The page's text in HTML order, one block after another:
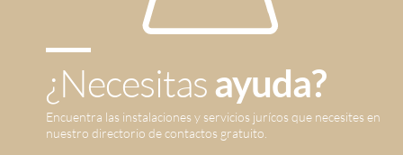
¿Necesitasayuda?
Encuentra las instalaciones y servicios jurícos que necesites en
nuestro directorio de contactos gratuito.